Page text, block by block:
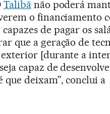
Talibãnão poderá
o financiamento
de pagar os
que a geração de
exterior [durante a
capaz de
que deixam”, conclui a